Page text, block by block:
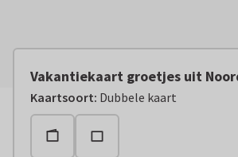
Vakantiekaart groetjes uit
Kaartsoort: Dubbele kaart
Vanaf:€ 2,99 excl. verzendkosten